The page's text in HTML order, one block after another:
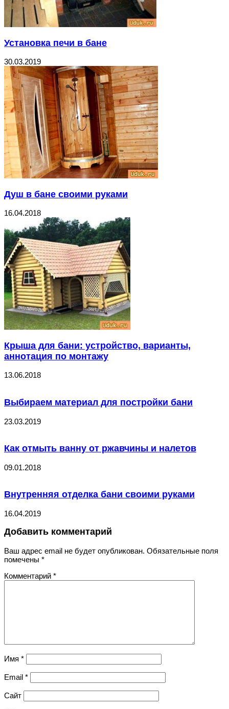
Установка печи в бане
30.03.2019
Душ в бане своими руками
16.04.2018
Крыша для бани: устройство, варианты,
аннотация по монтажу
13.06.2018
Выбираем материал для постройки бани
23.03.2019
Как отмыть ванну от ржавчины и налетов
09.01.2018
Внутренняя отделка бани своими руками
16.04.2019
Добавить комментарий
Ваш адрес email не будет опубликован. Обязательные поля
помечены *
Комментарий *
Имя *
Email *
Сайт